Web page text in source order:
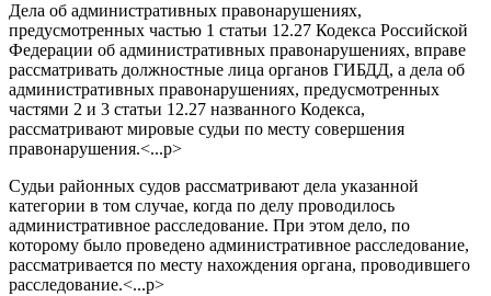
Дела об административных правонарушениях,
предусмотренных частью 1 статьи 12.27 Кодекса Российской
Федерации об административных правонарушениях, вправе
рассматривать должностные лица органов ГИБДД, а дела об
административных правонарушениях, предусмотренных
частями 2 и 3 статьи 12.27 названного Кодекса,
рассматривают мировые судьи по месту совершения
правонарушения.<...p>
Судьи районных судов рассматривают дела указанной
категории в том случае, когда по делу проводилось
административное расследование. При этом дело, по
которому было проведено административное расследование,
рассматривается по месту нахождения органа, проводившего
расследование.<...p>